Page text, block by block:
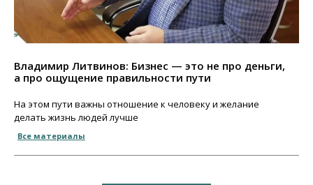
Владимир Литвинов: Бизнес — это не про деньги,
а про ощущение правильности пути
На этом пути важны отношение к человеку и желание
делать жизнь людей лучше
Все материалы